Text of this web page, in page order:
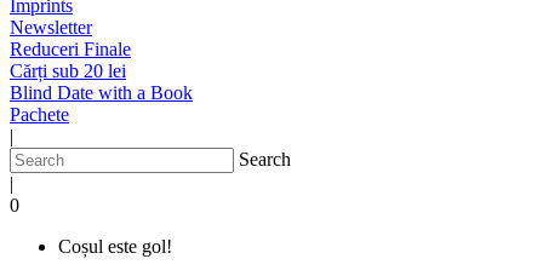
Imprints
Newsletter
Reduceri Finale
Cărți sub 20 lei
Blind Date with a Book
Pachete
|
Search
|
0
Coșul este gol!